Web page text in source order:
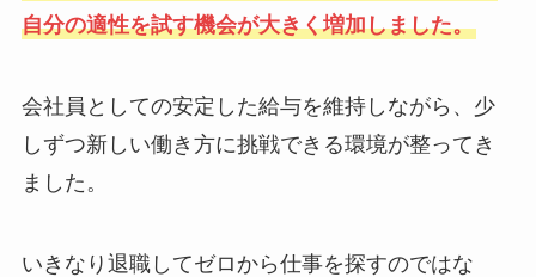
自分の適性を試す機会が大きく増加しました。
会社員としての安定した給与を維持しながら、少
しずつ新しい働き方に挑戦できる環境が整ってき
ました。
いきなり退職してゼロから仕事を探すのではな